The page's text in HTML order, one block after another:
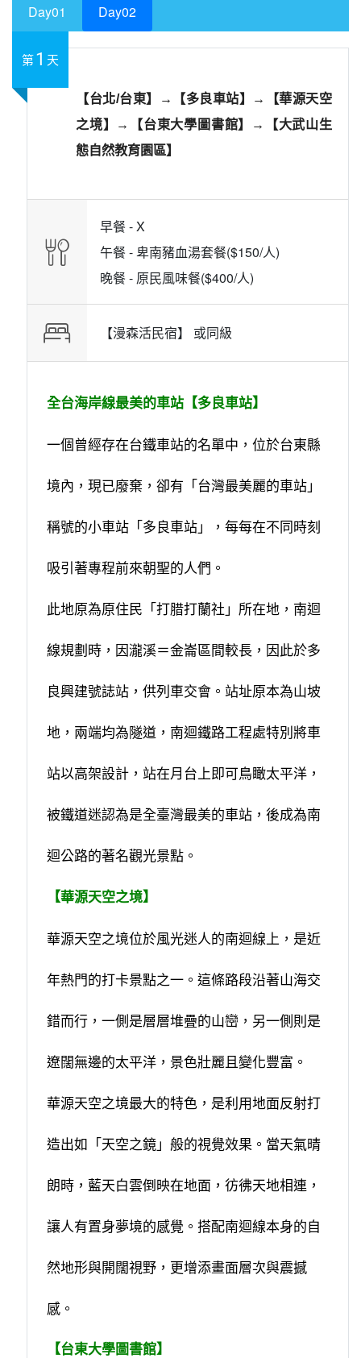
Day01 Day02
第1 天
【台北/台東】→【多良車站】→【華源天空
之境】→【台東大學圖書館】→【大武山生
態自然教育園區】
早餐 -X
午餐 -卑南豬血湯套餐($150/人)
晚餐 - 原民風味餐($400/人)
【漫森活民宿】 或同級
全台海岸線最美的車站【多良車站】
一個曾經存在台鐵車站的名單中，位於台東縣
境內，現已廢棄，卻有「台灣最美麗的車站」
稱號的小車站「多良車站」，每每在不同時刻
吸引著專程前來朝聖的人們。
此地原為原住民「打腊打蘭社」所在地，南迴
線規劃時，因瀧溪＝金崙區間較長，因此於多
良興建號誌站，供列車交會。站址原本為山坡
地，兩端均為隧道，南迴鐵路工程處特別將車
站以高架設計，站在月台上即可鳥瞰太平洋 ，
被鐵道迷認為是全臺灣最美的車站，後成為南
迴公路的著名觀光景點。
【華源天空之境】
華源天空之境位於風光迷人的南迴線上，是近
年熱門的打卡景點之一。這條路段沿著山海交
錯而行，一側是層層堆疊的山巒，另一側則是
遼闊無邊的太平洋，景色壯麗且變化豐富。
華源天空之境最大的特色，是利用地面反射打
造出如「天空之鏡」般的視覺效果。當天氣晴
朗時，藍天白雲倒映在地面，彷彿天地相連，
讓人有置身夢境的感覺。搭配南迴線本身的自
然地形與開闊視野，更增添畫面層次與震撼
感。
【台東大學圖書館】